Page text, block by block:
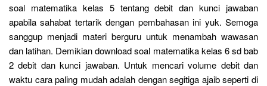
soal matematika kelas 5 tentang debit dan kunci jawaban
apabila sahabat tertarik dengan pembahasan ini yuk. Semoga
sanggup menjadi materi berguru untuk menambah wawasan
dan latihan. Demikian download soal matematika kelas 6 sd bab
2 debit dan kunci jawaban. Untuk mencari volume debit dan
waktu cara paling mudah adalah dengan segitiga ajaib seperti di